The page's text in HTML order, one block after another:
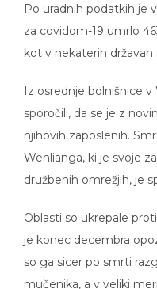
Po uradnih podatkih je
za covidom-19 umrlo
kot v nekaterih državah
Iz osrednje bolnišnice
sporočili, da se je z
njihovih zaposlenih.
Wenlianga, ki je svoje
družbenih omrežjih, je
Oblasti so ukrepale
je konec decembra
so ga sicer po smrti
mučenika, a v veliki